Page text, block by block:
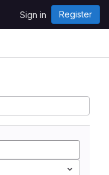
Sign in Register